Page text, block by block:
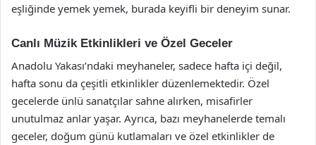
eşliğinde yemek yemek, burada keyifli bir deneyim sunar.
Canlı Müzik Etkinlikleri ve Özel Geceler
Anadolu Yakası’ndaki meyhaneler, sadece hafta içi değil,
hafta sonu da çeşitli etkinlikler düzenlemektedir. Özel
gecelerde ünlü sanatçılar sahne alırken, misafirler
unutulmaz anlar yaşar. Ayrıca, bazı meyhanelerde temalı
geceler, doğum günü kutlamaları ve özel etkinlikler de